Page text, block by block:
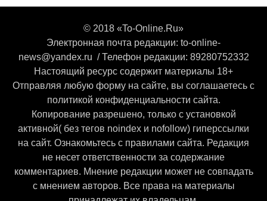
© 2018 «To-Online.Ru»
Электронная почта редакции: to-online-
news@yandex.ru / Телефон редакции: 89280752332
Настоящий ресурс содержит материалы 18+
Отправляя любую форму на сайте, вы соглашаетесь с
политикой конфиденциальности сайта.
Копирование разрешено, только с установкой
активной( без тегов noindex и nofollow) гиперссылки
на сайт. Ознакомьтесь с правилами сайта. Редакция
не несет ответственности за содержание
комментариев. Мнение редакции может не совпадать
с мнением авторов. Все права на материалы